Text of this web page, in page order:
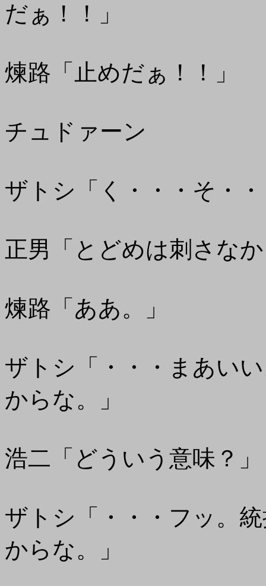
だぁ！！」
煉路「止めだぁ！！」
チュドァーン
ザトシ「く・・・そ・
正男「とどめは刺さな
煉路「ああ。」
ザトシ「・・・まあい
からな。」
浩二「どういう意味？」
ザトシ「・・・フッ。
からな。」